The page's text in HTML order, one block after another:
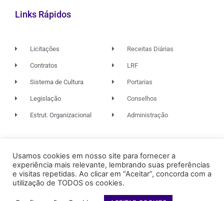
Links Rápidos
Licitações
Contratos
Sistema de Cultura
Legislação
Estrut. Organizacional
Receitas Diárias
LRF
Portarias
Conselhos
Administração
FUNDAÇÃO RIO DAS OSTRAS DE CULTURA
Usamos cookies em nosso site para fornecer a
experiência mais relevante, lembrando suas preferências
e visitas repetidas. Ao clicar em “Aceitar”, concorda com a
utilização de TODOS os cookies.